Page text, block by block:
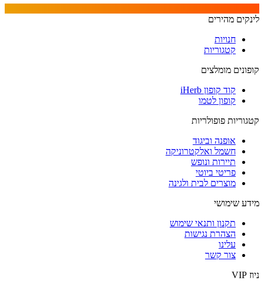
לינקים מהירים
חנויות
קטגוריות
קופונים מומלצים
קוד קופון iHerb
קופון לטמו
קטגוריות פופולריות
אופנה וביגוד
חשמל ואלקטרוניקה
תיירות ונופש
פריטי ביוטי
מוצרים לבית ולגינה
מידע שימושי
תקנון ותנאי שימוש
הצהרת נגישות
עלינו
צור קשר
ניוז VIP